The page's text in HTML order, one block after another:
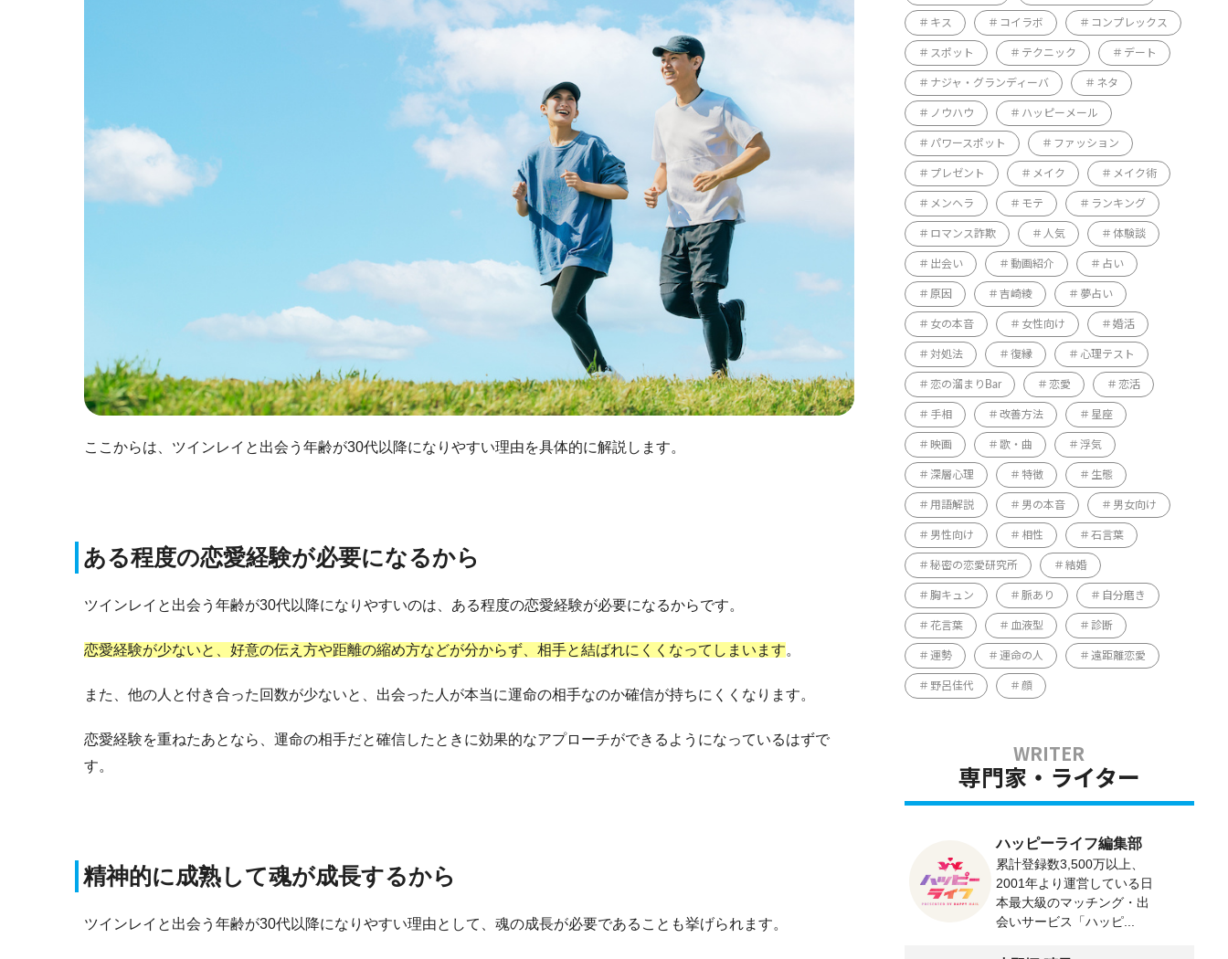
ここからは、ツインレイと出会う年齢が30代以降になりやすい理由を具体的に解説します。
ある程度の恋愛経験が必要になるから
ツインレイと出会う年齢が30代以降になりやすいのは、ある程度の恋愛経験が必要になるからです。
恋愛経験が少ないと、好意の伝え方や距離の縮め方などが分からず、相手と結ばれにくくなってしまいます。
また、他の人と付き合った回数が少ないと、出会った人が本当に運命の相手なのか確信が持ちにくくなります。
恋愛経験を重ねたあとなら、運命の相手だと確信したときに効果的なアプローチができるようになっているはずで
す。
精神的に成熟して魂が成長するから
ツインレイと出会う年齢が30代以降になりやすい理由として、魂の成長が必要であることも挙げられます。
キス コイラボ コンプレックス
スポット テクニック デート
ナジャ・グランディーバ ネタ
ノウハウ ハッピーメール
パワースポット ファッション
プレゼント メイク メイク術
メンヘラ モテ ランキング
ロマンス詐欺 人気 体験談
出会い 動画紹介 占い
原因 吉崎綾 夢占い
女の本音 女性向け 婚活
対処法 復縁 心理テスト
恋の溜まりBar 恋愛 恋活
手相 改善方法 星座
映画 歌・曲 浮気
深層心理 特徴 生態
用語解説 男の本音 男女向け
男性向け 相性 石言葉
秘密の恋愛研究所 結婚
胸キュン 脈あり 自分磨き
花言葉 血液型 診断
運勢 運命の人 遠距離恋愛
野呂佳代 顔
専門家・ライター
ハッピーライフ編集部
累計登録数3,500万以上、
2001年より運営している日
本最大級のマッチング・出
会いサービス「ハッピ...